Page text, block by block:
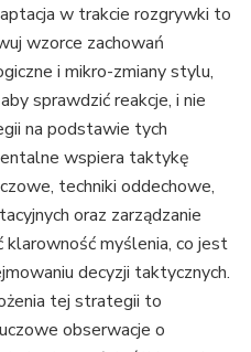
w trakcie rozgrywki to
wzorce zachowań
i mikro-zmiany stylu,
sprawdzić reakcje, i nie
na podstawie tych
wspiera taktykę
techniki oddechowe,
oraz zarządzanie
klarowność myślenia, co jest
decyzji taktycznych.
tej strategii to
obserwacje o